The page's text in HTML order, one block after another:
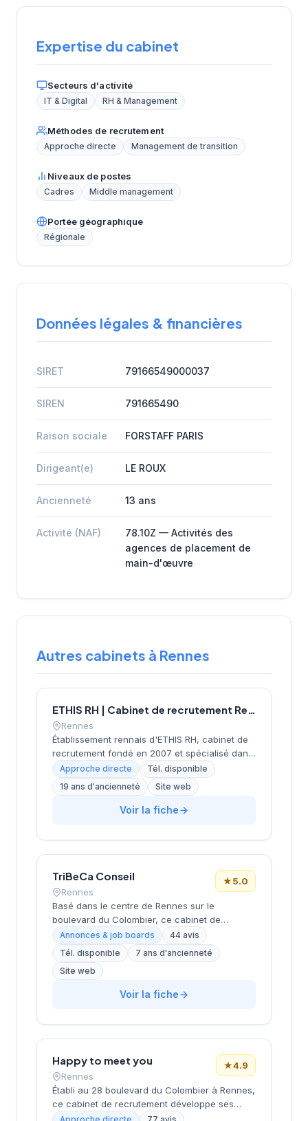
Expertise du cabinet
Secteurs d'activité
IT & Digital RH & Management
Méthodes de recrutement
Approche directe Management de transition
Niveaux de postes
Cadres Middle management
Portée géographique
Régionale
Données légales & financières
SIRET 79166549000037
SIREN 791665490
Raison sociale FORSTAFF PARIS
Dirigeant(e) LE ROUX
Ancienneté 13 ans
Activité (NAF)
78.10Z — Activités des
agences de placement de
main-d'œuvre
Autres cabinets à Rennes
ETHIS RH | Cabinet de recrutement Rennes
Rennes
Établissement rennais d'ETHIS RH, cabinet de
recrutement fondé en 2007 et spécialisé dans
le conseil en ressources humaines. Depuis ses
bureaux rue Docteur Regnault, au cœur de
Rennes, l'équipe accompagne les entreprises
bretonnes dans leurs recherches de talents à
Approche directe
Tél. disponible
19 ans d'ancienneté
Site web
Voir la fiche
TriBeCa Conseil
Rennes
★5.0
Basé dans le centre de Rennes sur le
boulevard du Colombier, ce cabinet de
recrutement développe ses activités de
conseil en ressources humaines sous la
direction de Cheritel. La structure bénéficie
d'une excellente réputation auprès de sa
clientèle, comme en témoignent ses 44 avis
Google avec une note maximale de 5 étoiles.
approche de proximité avec les entreprises
bretonnes.
Annonces & job boards
44 avis
Tél. disponible
7 ans d'ancienneté
Site web
Voir la fiche
Happy to meet you
Rennes
★4.9
Établi au 28 boulevard du Colombier à Rennes,
ce cabinet de recrutement développe ses
activités de conseil en ressources humaines